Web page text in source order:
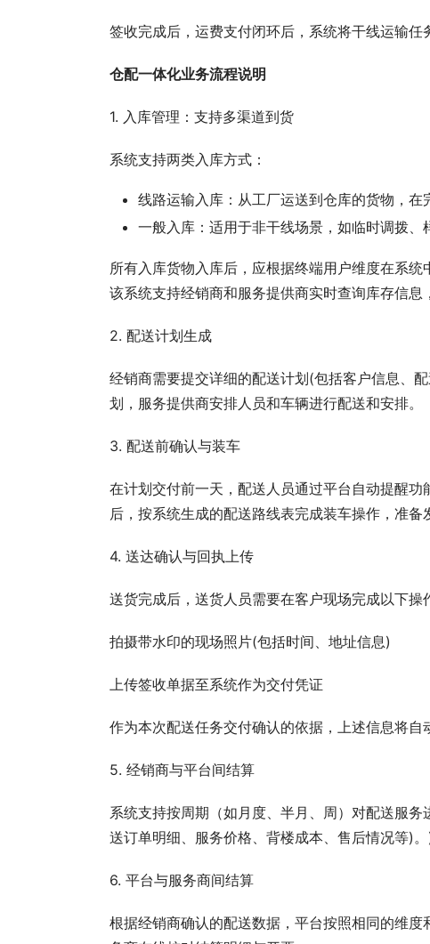
签收完成后，运费支付闭环后，系统将干线运输任
仓配一体化业务流程说明
1. 入库管理：支持多渠道到货
系统支持两类入库方式：
线路运输入库：从工厂运送到仓库的货物，在
一般入库：适用于非干线场景，如临时调拨、
所有入库货物入库后，应根据终端用户维度在系统
该系统支持经销商和服务提供商实时查询库存信息
2. 配送计划生成
经销商需要提交详细的配送计划(包括客户信息、
划，服务提供商安排人员和车辆进行配送和安排。
3. 配送前确认与装车
在计划交付前一天，配送人员通过平台自动提醒
后，按系统生成的配送路线表完成装车操作，准备
4. 送达确认与回执上传
送货完成后，送货人员需要在客户现场完成以下操
拍摄带水印的现场照片(包括时间、地址信息)
上传签收单据至系统作为交付凭证
作为本次配送任务交付确认的依据，上述信息将自
5. 经销商与平台间结算
系统支持按周期（如月度、半月、周）对配送服
送订单明细、服务价格、背楼成本、售后情况等)
6. 平台与服务商间结算
根据经销商确认的配送数据，平台按照相同的维